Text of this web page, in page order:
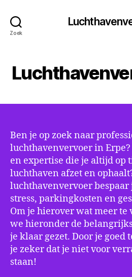
Zoek
Ben je op zoek naar
luchthavenvervoer in
en expertise die je altijd op
luchthaven afzet en
luchthavenvervoer
stress, parkingkosten en
Om je hierover wat meer
we hieronder de
je klaar gezet. Door je
je zeker dat je niet voor
staan!